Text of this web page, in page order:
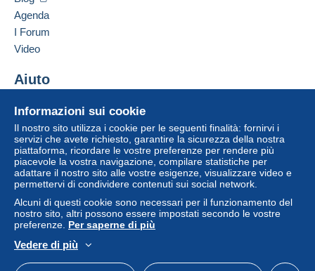
Informazioni sui cookie
Il nostro sito utilizza i cookie per le seguenti finalità: fornirvi i
servizi che avete richiesto, garantire la sicurezza della nostra
piattaforma, ricordare le vostre preferenze per rendere più
piacevole la vostra navigazione, compilare statistiche per
adattare il nostro sito alle vostre esigenze, visualizzare video e
permettervi di condividere contenuti sui social network.
Alcuni di questi cookie sono necessari per il funzionamento del
nostro sito, altri possono essere impostati secondo le vostre
preferenze. Per saperne di più
Vedere di più
Agenda
I Forum
Video
Aiuto
Acquistare su Delcampe
Vendere su Delcampe
Un sito sicuro